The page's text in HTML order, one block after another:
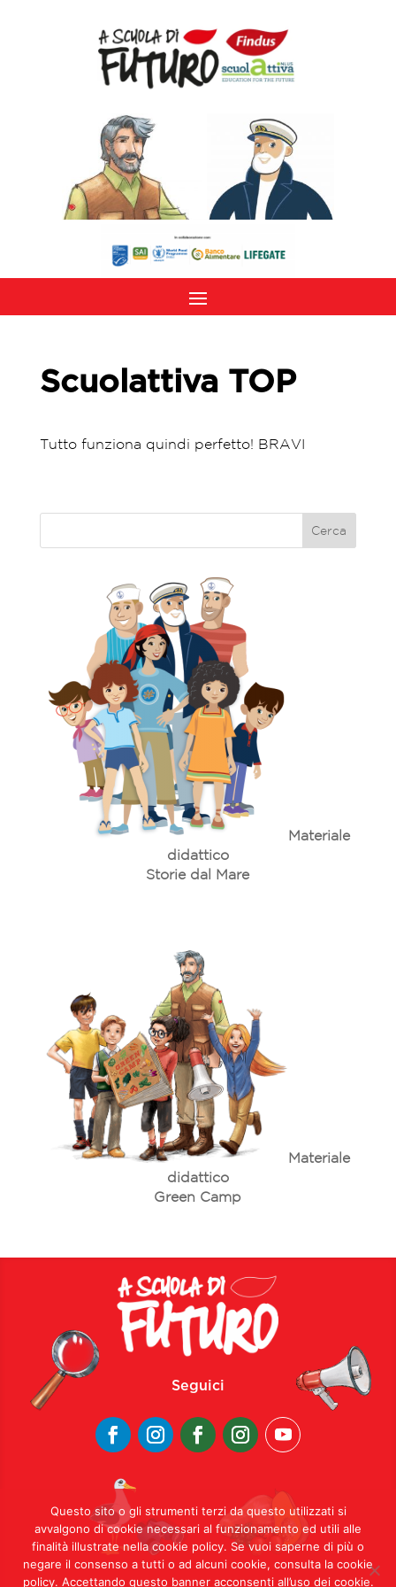
Scuolattiva TOP
Tutto funziona quindi perfetto! BRAVI
Materiale
didattico
Storie dal Mare
Materiale
didattico
Green Camp
Seguici
Questo sito o gli strumenti terzi da questo utilizzati si
avvalgono di cookie necessari al funzionamento ed utili alle
finalità illustrate nella cookie policy. Se vuoi saperne di più o
negare il consenso a tutti o ad alcuni cookie, consulta la cookie
policy. Accettando questo banner acconsenti all’uso dei cookie.